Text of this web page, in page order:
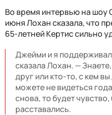
Во время интервью на шоу
июня Лохан сказала, что
65-летней Кертис сильно
Джейми и я
сказала Лохан. —
друг или кто-то, с кем
можете не видеться
снова, то будет
расставались.